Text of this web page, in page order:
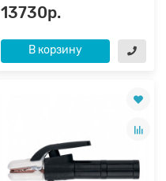
13730р.
В корзину